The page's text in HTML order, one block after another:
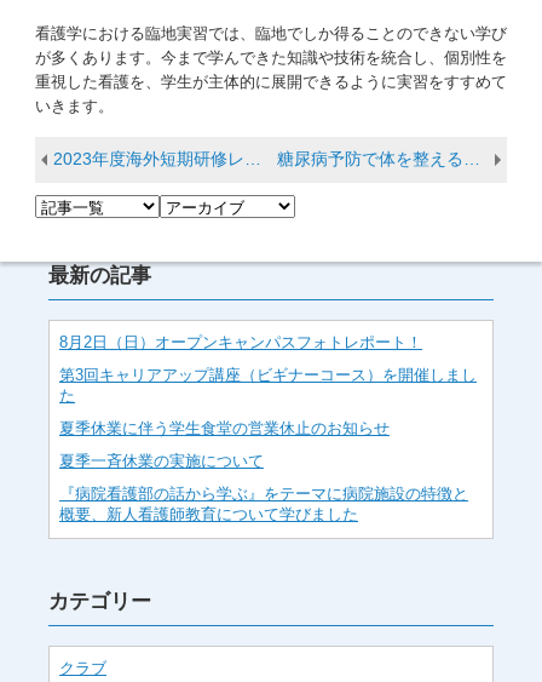
看護学における臨地実習では、臨地でしか得ることのできない学び
が多くあります。今まで学んできた知識や技術を統合し、個別性を
重視した看護を、学生が主体的に展開できるように実習をすすめて
いきます。
2023年度海外短期研修レポート（アメリカ・ミシガン）
最新の記事
8月2日（日）オープンキャンパスフォトレポート！
第3回キャリアアップ講座（ビギナーコース）を開催しまし
た
夏季休業に伴う学生食堂の営業休止のお知らせ
夏季一斉休業の実施について
『病院看護部の話から学ぶ』をテーマに病院施設の特徴と
概要、新人看護師教育について学びました
カテゴリー
クラブ